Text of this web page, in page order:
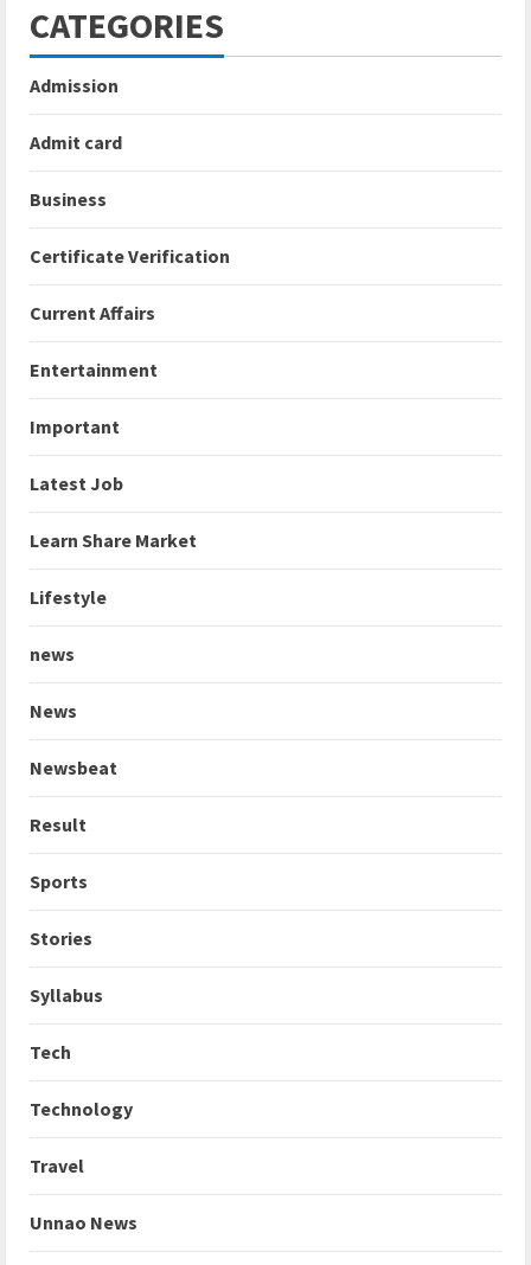
CATEGORIES
Admission
Admit card
Business
Certificate Verification
Current Affairs
Entertainment
Important
Latest Job
Learn Share Market
Lifestyle
news
News
Newsbeat
Result
Sports
Stories
Syllabus
Tech
Technology
Travel
Unnao News